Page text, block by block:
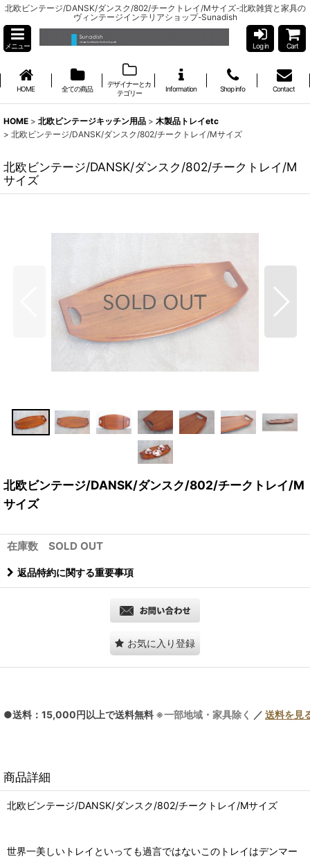
北欧ビンテージ/DANSK/ダンスク/802/チークトレイ/Mサイズ-北欧雑貨と家具の
ヴィンテージインテリアショップ-Sunadish
メニュー Log in Cart
HOME 全ての商品
デザイナーとカ
テゴリー
Information Shop info Contact
HOME > 北欧ビンテージキッチン用品 > 木製品トレイetc
> 北欧ビンテージ/DANSK/ダンスク/802/チークトレイ/Mサイズ
北欧ビンテージ/DANSK/ダンスク/802/チークトレイ/M
サイズ
北欧ビンテージ/DANSK/ダンスク/802/チークトレイ/M
サイズ
在庫数 SOLD OUT
返品特約に関する重要事項
お気に入り登録
●送料：15,000円以上で送料無料 ※一部地域・家具除く ／ 送料を見
商品詳細
北欧ビンテージ/DANSK/ダンスク/802/チークトレイ/Mサイズ
世界一美しいトレイといっても過言ではないこのトレイはデンマー